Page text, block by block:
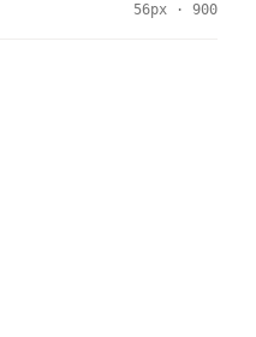
56px · 900